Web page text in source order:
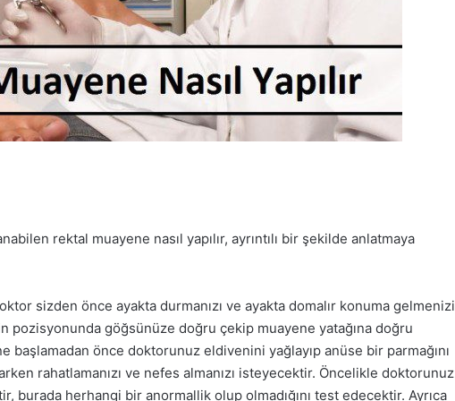
rektal muayene nasıl yapılır, ayrıntılı bir şekilde anlatmaya
sizden önce ayakta durmanızı ve ayakta domalır konuma gelmenizi
pozisyonunda göğsünüze doğru çekip muayene yatağına doğru
başlamadan önce doktorunuz eldivenini yağlayıp anüse bir parmağını
rahatlamanızı ve nefes almanızı isteyecektir. Öncelikle doktorunuz
burada herhangi bir anormallik olup olmadığını test edecektir. Ayrıca